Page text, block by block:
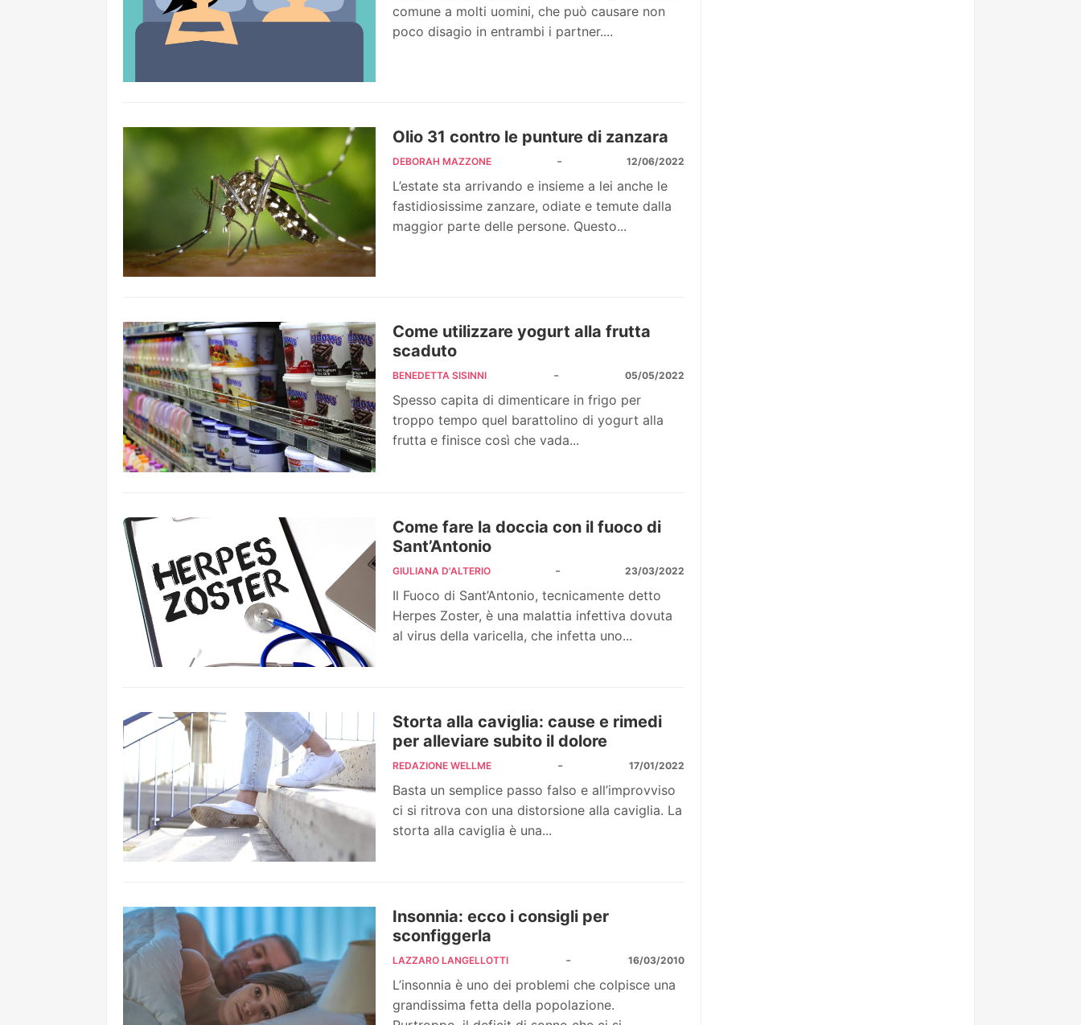
comune a molti uomini, che può causare non
poco disagio in entrambi i partner....
Olio 31 contro le punture di zanzara
DEBORAH MAZZONE - 12/06/2022
L’estate sta arrivando e insieme a lei anche le
fastidiosissime zanzare, odiate e temute dalla
maggior parte delle persone. Questo...
Come utilizzare yogurt alla frutta
scaduto
BENEDETTA SISINNI - 05/05/2022
Spesso capita di dimenticare in frigo per
troppo tempo quel barattolino di yogurt alla
frutta e finisce così che vada...
Come fare la doccia con il fuoco di
Sant’Antonio
GIULIANA D'ALTERIO - 23/03/2022
Il Fuoco di Sant’Antonio, tecnicamente detto
Herpes Zoster, è una malattia infettiva dovuta
al virus della varicella, che infetta uno...
Storta alla caviglia: cause e rimedi
per alleviare subito il dolore
REDAZIONE WELLME - 17/01/2022
Basta un semplice passo falso e all’improvviso
ci si ritrova con una distorsione alla caviglia. La
storta alla caviglia è una...
Insonnia: ecco i consigli per
sconfiggerla
LAZZARO LANGELLOTTI - 16/03/2010
L’insonnia è uno dei problemi che colpisce una
grandissima fetta della popolazione.